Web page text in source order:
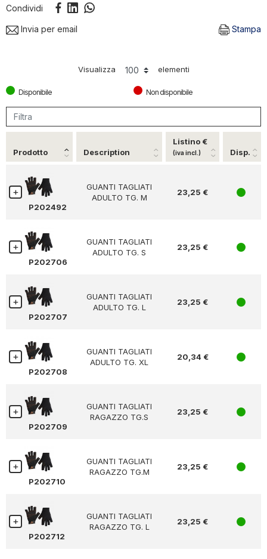
Condividi
Invia per email Stampa
Visualizza elementi
Disponibile Non disponibile
Prodotto Description
Listino €
(iva incl.) Disp.
P202492
GUANTI TAGLIATI
ADULTO TG. M
23,25 €
P202706
GUANTI TAGLIATI
ADULTO TG. S
23,25 €
P202707
GUANTI TAGLIATI
ADULTO TG. L
23,25 €
P202708
GUANTI TAGLIATI
ADULTO TG. XL
20,34 €
P202709
GUANTI TAGLIATI
RAGAZZO TG.S
23,25 €
P202710
GUANTI TAGLIATI
RAGAZZO TG.M
23,25 €
P202712
GUANTI TAGLIATI
RAGAZZO TG. L
23,25 €